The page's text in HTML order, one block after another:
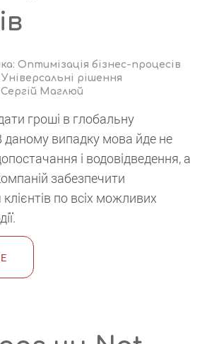
Оптимізація бізнес-процесів
Універсальні рішення
Сергій Маглюй
гроші в глобальну
даному випадку мова йде не
і водовідведення, а
забезпечити
по всіх можливих